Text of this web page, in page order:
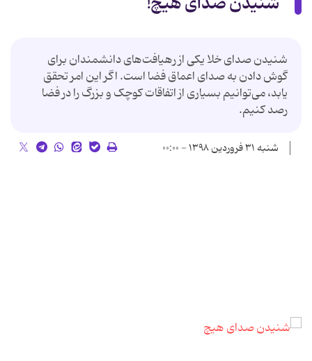
شنیدن صدای خلا یکی از رهیافت‌های دانشمندان برای
گوش دادن به صدای اعماق فضا است. اگر این امر تحقق
یابد، می‌توانیم بسیاری از اتفاقات کوچک و بزرگ را در فضا
رصد کنیم.
شنبه ۳۱ فروردین ۱۳۹۸ - ۰۰:۰۰